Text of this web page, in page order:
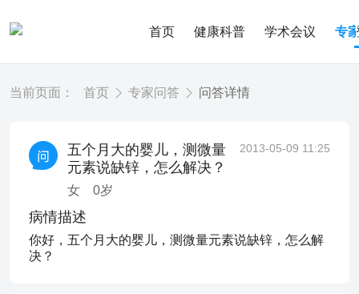
首页 健康科普 学术会议 专
当前页面： 首页 专家问答 问答详情
五个月大的婴儿，测微量
元素说缺锌，怎么解决？
女 0岁
2013-05-09 11:25
病情描述
你好，五个月大的婴儿，测微量元素说缺锌，怎么解
决？